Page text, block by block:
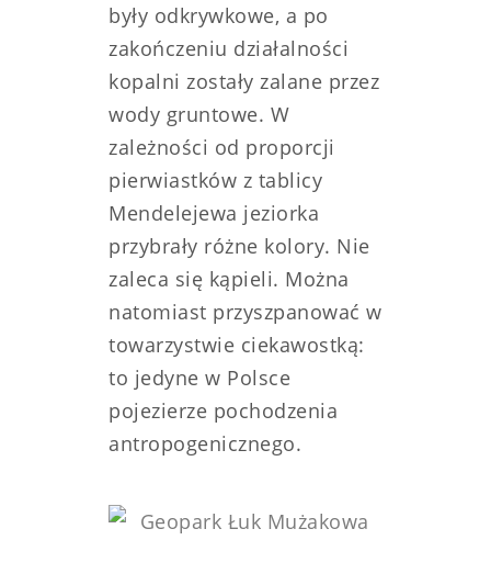
były odkrywkowe, a po
zakończeniu działalności
kopalni zostały zalane przez
wody gruntowe. W
zależności od proporcji
pierwiastków z tablicy
Mendelejewa jeziorka
przybrały różne kolory. Nie
zaleca się kąpieli. Można
natomiast przyszpanować w
towarzystwie ciekawostką:
to jedyne w Polsce
pojezierze pochodzenia
antropogenicznego.